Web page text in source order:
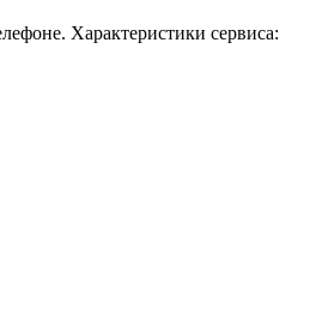
Характеристики сервиса: